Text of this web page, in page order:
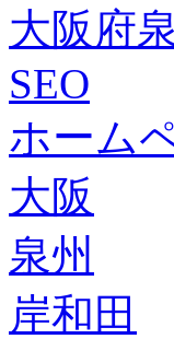
大阪府
SEO
ホーム
大阪
泉州
岸和田